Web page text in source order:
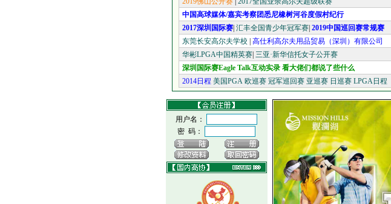
中国高球媒体/嘉宾考察团悉尼橡树河谷度假村纪行
2017深圳国际赛 汇丰全国青少年冠军赛 2019中国巡回赛常规赛
东莞长安高尔夫学校 高仕利高尔夫用品贸易（深圳）有限公司
华彬LPGA中国精英赛 三亚·新华信托女子公开赛
深圳国际赛Eagle Talk互动实录 看大佬们都说了些什么
2014日程 美国PGA 欧巡赛 冠军巡回赛 亚巡赛 日巡赛 LPGA日程
用户名：
密 码：